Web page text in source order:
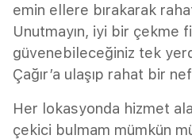
emin ellere bırakarak
Unutmayın, iyi bir çekme
güvenebileceğiniz tek
Çağır’a ulaşıp rahat bir
Her lokasyonda hizmet
çekici bulmam mümkün